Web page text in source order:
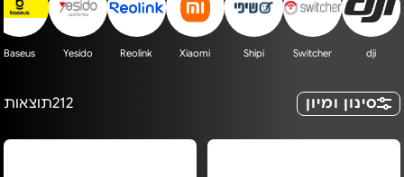
dji
Switcher
Shipi
Xiaomi
Reolink
Yesido
Baseus
סינון ומיון 212תוצאות